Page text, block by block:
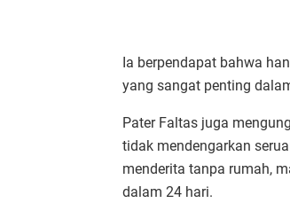
Ia berpendapat bahwa
yang sangat penting
Pater Faltas juga
tidak mendengarkan
menderita tanpa rumah,
dalam 24 hari.